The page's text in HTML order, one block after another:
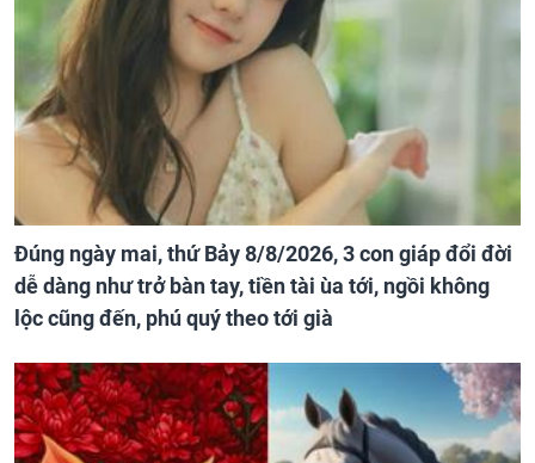
Đúng ngày mai, thứ Bảy 8/8/2026, 3 con giáp đổi đời
dễ dàng như trở bàn tay, tiền tài ùa tới, ngồi không
lộc cũng đến, phú quý theo tới già